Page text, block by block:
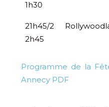
1h30
21h45/2
2h45
Programme de la
Annecy PDF